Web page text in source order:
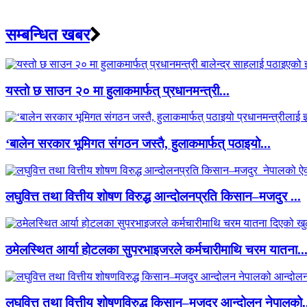
सम्बन्धित खबर
यस्तो छ साउन २० मा हुलाकमार्फत् प्रधानमन्त्री...
‘बालेन सरकार भूमिगत संगठन जस्तै, हुलाकमार्फत् पठाइयो...
लघुवित्त तथा वित्तीय शोषण विरुद्ध आन्दोलनप्रति किसान–मजदुर ...
ठमेलस्थित आर्या होटलका सुपरभाइजरले कर्मचारीमाथि चरम यातना...
लघुवित्त तथा वित्तीय शोषणविरुद्ध किसान–मजदुर आन्दोलन